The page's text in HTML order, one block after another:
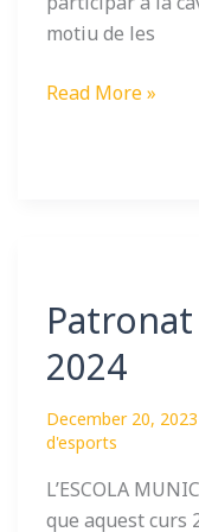
motiu de les
Read More »
Patronat
2024
December 20, 2023
d'esports
L’ESCOLA
que aquest curs
2023-